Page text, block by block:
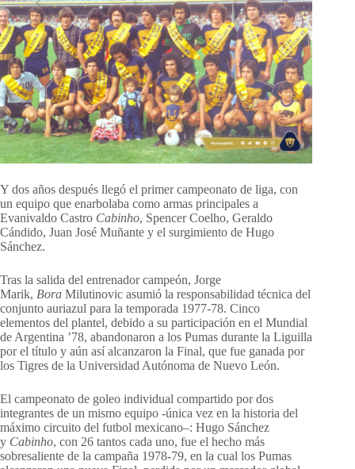
Y dos años después llegó el primer campeonato de liga, con
un equipo que enarbolaba como armas principales a
Evanivaldo Castro Cabinho, Spencer Coelho, Geraldo
Cándido, Juan José Muñante y el surgimiento de Hugo
Sánchez.
Tras la salida del entrenador campeón, Jorge
Marik, Bora Milutinovic asumió la responsabilidad técnica del
conjunto auriazul para la temporada 1977-78. Cinco
elementos del plantel, debido a su participación en el Mundial
de Argentina ’78, abandonaron a los Pumas durante la Liguilla
por el título y aún así alcanzaron la Final, que fue ganada por
los Tigres de la Universidad Autónoma de Nuevo León.
El campeonato de goleo individual compartido por dos
integrantes de un mismo equipo -única vez en la historia del
máximo circuito del futbol mexicano–: Hugo Sánchez
y Cabinho, con 26 tantos cada uno, fue el hecho más
sobresaliente de la campaña 1978-79, en la cual los Pumas